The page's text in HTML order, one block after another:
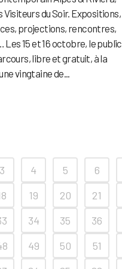
Visiteurs du Soir. Expositions,
projections, rencontres,
15 et 16 octobre, le public
libre et gratuit, à la
vingtaine de...
3 4 5 6
19 20 21
34 35 36
49 50 51